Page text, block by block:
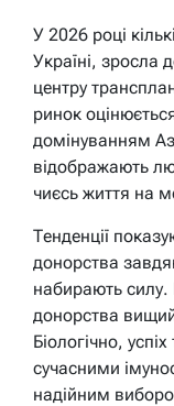
У 2026 році
Україні, зросла
центру
ринок
домінуванням
відображають
чиєсь життя на
Тенденції
донорства
набирають силу.
донорства
Біологічно,
сучасними
надійним